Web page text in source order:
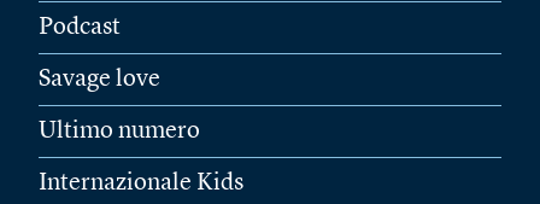
Podcast
Savage love
Ultimo numero
Internazionale Kids